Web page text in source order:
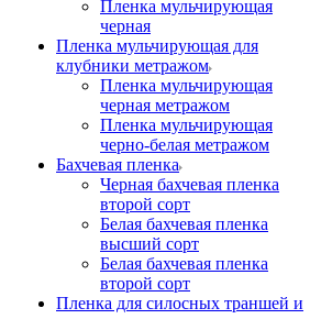
Пленка мульчирующая
черная
Пленка мульчирующая для
клубники метражом
Пленка мульчирующая
черная метражом
Пленка мульчирующая
черно-белая метражом
Бахчевая пленка
Черная бахчевая пленка
второй сорт
Белая бахчевая пленка
высший сорт
Белая бахчевая пленка
второй сорт
Пленка для силосных траншей и